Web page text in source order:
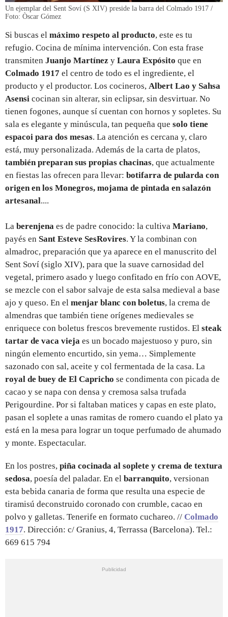
Un ejemplar del Sent Soví (S XIV) preside la barra del Colmado 1917 /
Foto: Òscar Gómez
Si buscas el máximo respeto al producto, este es tu
refugio. Cocina de mínima intervención. Con esta frase
transmiten Juanjo Martínez y Laura Expósito que en
Colmado 1917 el centro de todo es el ingrediente, el
producto y el productor. Los cocineros, Albert Lao y Sahsa
Asensi cocinan sin alterar, sin eclipsar, sin desvirtuar. No
tienen fogones, aunque sí cuentan con hornos y sopletes. Su
sala es elegante y minúscula, tan pequeña que solo tiene
espacoi para dos mesas. La atención es cercana y, claro
está, muy personalizada. Además de la carta de platos,
también preparan sus propias chacinas, que actualmente
en fiestas las ofrecen para llevar: botifarra de pularda con
origen en los Monegros, mojama de pintada en salazón
artesanal....
La berenjena es de padre conocido: la cultiva Mariano,
payés en Sant Esteve SesRovires. Y la combinan con
almadroc, preparación que ya aparece en el manuscrito del
Sent Soví (siglo XIV), para que la suave carnosidad del
vegetal, primero asado y luego confitado en frío con AOVE,
se mezcle con el sabor salvaje de esta salsa medieval a base
ajo y queso. En el menjar blanc con boletus, la crema de
almendras que también tiene orígenes medievales se
enriquece con boletus frescos brevemente rustidos. El steak
tartar de vaca vieja es un bocado majestuoso y puro, sin
ningún elemento encurtido, sin yema… Simplemente
sazonado con sal, aceite y col fermentada de la casa. La
royal de buey de El Capricho se condimenta con picada de
cacao y se napa con densa y cremosa salsa trufada
Perigourdine. Por si faltaban matices y capas en este plato,
pasan el soplete a unas ramitas de romero cuando el plato ya
está en la mesa para lograr un toque perfumado de ahumado
y monte. Espectacular.
En los postres, piña cocinada al soplete y crema de textura
sedosa, poesía del paladar. En el barranquito, versionan
esta bebida canaria de forma que resulta una especie de
tiramisú deconstruido coronado con crumble, cacao en
polvo y galletas. Tenerife en formato cuchareo. // Colmado
1917. Dirección: c/ Granius, 4, Terrassa (Barcelona). Tel.:
669 615 794